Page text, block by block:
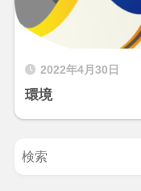
2022年4月30日
環境